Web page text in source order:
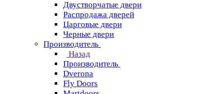
Двустворчатые двери
Распродажа дверей
Царговые двери
Черные двери
Производитель
Назад
Производитель
Dverona
Fly Doors